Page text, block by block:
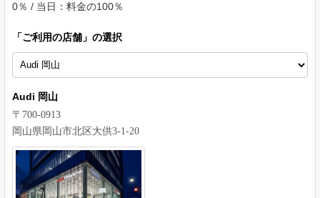
0％ / 当日：料金の100％
「ご利用の店舗 」の選択
Audi 岡山
〒700-0913
岡山県岡山市北区大供3-1-20